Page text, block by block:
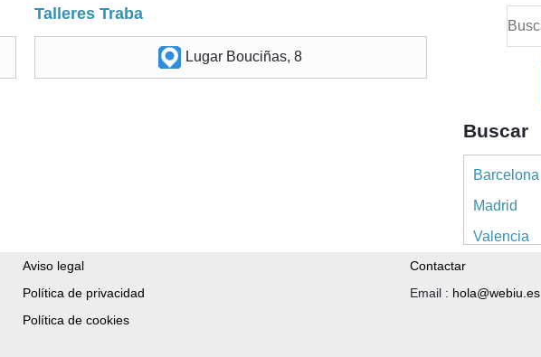
Talleres Traba
Lugar Bouciñas, 8
Buscar
Barcelona
Madrid
Valencia
Sevilla
Aviso legal
Política de privacidad
Política de cookies
Contactar
Email : hola@webiu.es